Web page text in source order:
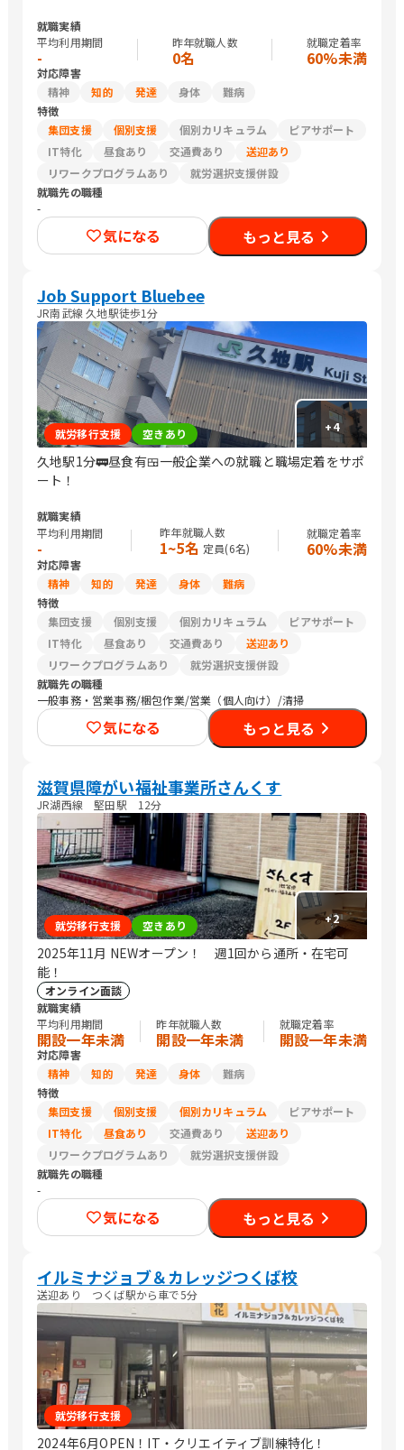
就職実績
平均利用期間
-
昨年就職人数
0名
就職定着率
60%未満
対応障害
精神
知的 発達 身体
難病
特徴
集団支援
個別支援 個別カリキュラム
ピアサポート
IT特化
昼食あり 交通費あり
送迎あり
リワークプログラムあり
就労選択支援併設
就職先の職種
-
気になる もっと見る
Job Support Bluebee
JR南武線 久地駅徒歩1分
+4
就労移行支援 空きあり
久地駅1分🚃昼食有🍱一般企業への就職と職場定着をサポ
ート！
就職実績
平均利用期間
-
昨年就職人数
1~5名 定員(6名)
就職定着率
60%未満
対応障害
精神
知的 発達 身体
難病
特徴
集団支援
個別支援 個別カリキュラム
ピアサポート
IT特化
昼食あり 交通費あり
送迎あり
リワークプログラムあり
就労選択支援併設
就職先の職種
一般事務・営業事務/梱包作業/営業（個人向け）/清掃
気になる もっと見る
滋賀県障がい福祉事業所さんくす
JR湖西線 堅田駅 12分
+2
就労移行支援 空きあり
2025年11月 NEWオープン！ 週1回から通所・在宅可
能！
オンライン面談
就職実績
平均利用期間
開設一年未満
昨年就職人数
開設一年未満
就職定着率
開設一年未満
対応障害
精神
知的 発達 身体
難病
特徴
集団支援
個別支援 個別カリキュラム
ピアサポート
IT特化
昼食あり 交通費あり
送迎あり
リワークプログラムあり
就労選択支援併設
就職先の職種
-
気になる もっと見る
イルミナジョブ＆カレッジつくば校
送迎あり つくば駅から車で5分
就労移行支援
2024年6月OPEN！IT・クリエイティブ訓練特化！